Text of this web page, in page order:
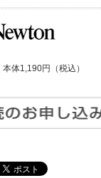
本体1,190円（税込）